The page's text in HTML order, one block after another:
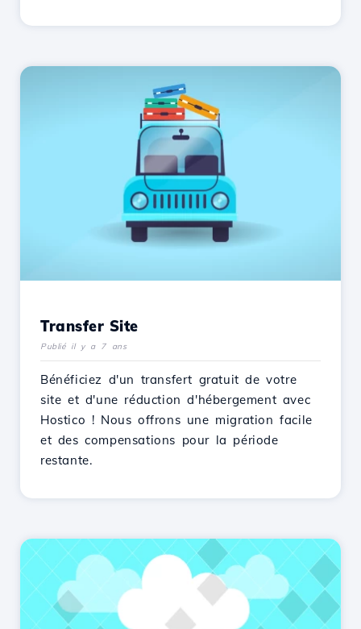
Transfer Site
Publié il y a 7 ans
Bénéficiez d'un transfert gratuit de votre
site et d'une réduction d'hébergement avec
Hostico ! Nous offrons une migration facile
et des compensations pour la période
restante.